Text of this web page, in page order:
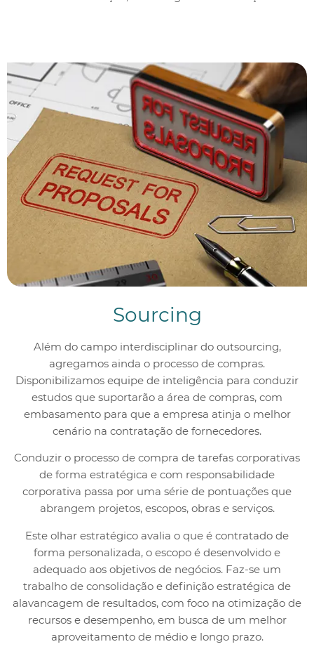
Sourcing
Além do campo interdisciplinar do outsourcing,
agregamos ainda o processo de compras.
Disponibilizamos equipe de inteligência para conduzir
estudos que suportarão a área de compras, com
embasamento para que a empresa atinja o melhor
cenário na contratação de fornecedores.
Conduzir o processo de compra de tarefas corporativas
de forma estratégica e com responsabilidade
corporativa passa por uma série de pontuações que
abrangem projetos, escopos, obras e serviços.
Este olhar estratégico avalia o que é contratado de
forma personalizada, o escopo é desenvolvido e
adequado aos objetivos de negócios. Faz-se um
trabalho de consolidação e definição estratégica de
alavancagem de resultados, com foco na otimização de
recursos e desempenho, em busca de um melhor
aproveitamento de médio e longo prazo.